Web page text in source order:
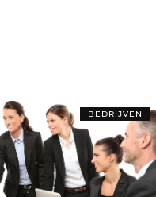
BEDRIJVEN